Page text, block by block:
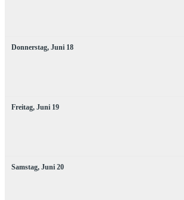
Donnerstag, Juni 18
Freitag, Juni 19
Samstag, Juni 20